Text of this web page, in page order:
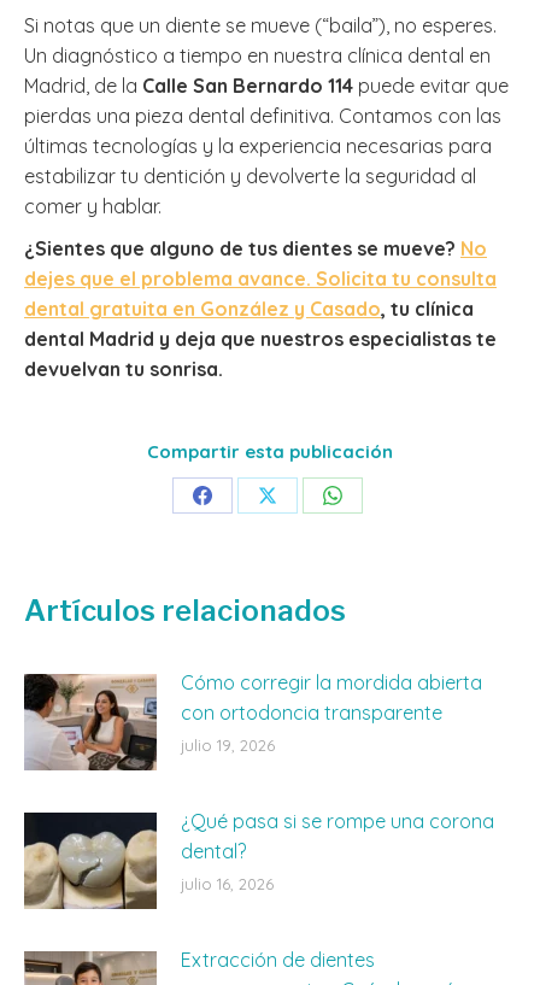
Si notas que un diente se mueve (“baila”), no esperes.
Un diagnóstico a tiempo en nuestra clínica dental en
Madrid, de la Calle San Bernardo 114 puede evitar que
pierdas una pieza dental definitiva. Contamos con las
últimas tecnologías y la experiencia necesarias para
estabilizar tu dentición y devolverte la seguridad al
comer y hablar.
¿Sientes que alguno de tus dientes se mueve? No
dejes que el problema avance. Solicita tu consulta
dental gratuita en González y Casado, tu clínica
dental Madrid y deja que nuestros especialistas te
devuelvan tu sonrisa.
Compartir esta publicación
Share Share Share
Artículos relacionados
Cómo corregir la mordida abierta
con ortodoncia transparente
julio 19, 2026
¿Qué pasa si se rompe una corona
dental?
julio 16, 2026
Extracción de dientes